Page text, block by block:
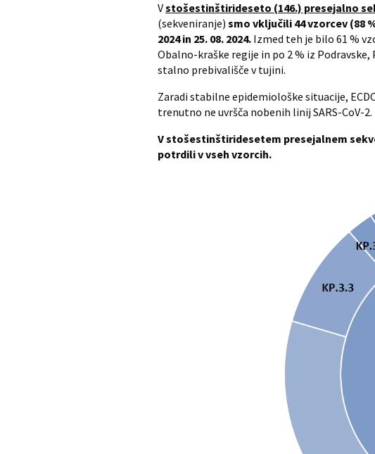
Vstošestinštirideseto (146.) presejalno
(sekveniranje) smo vključili 44 vzorcev (88
2024 in 25. 08. 2024. Izmed teh je bilo 61 %
Obalno-kraške regije in po 2 % iz
stalno prebivališče v tujini.
Zaradi stabilne epidemiološke situacije,
trenutno ne uvršča nobenih linij SARS-CoV-2.
V stošestinštiridesetem presejalnem
potrdili v vseh vzorcih.